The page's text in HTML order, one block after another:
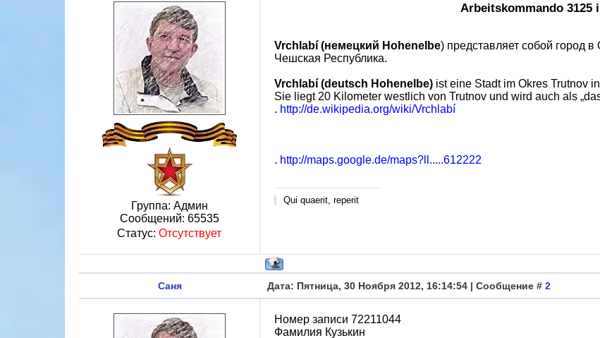
Группа: Админ
Сообщений: 65535
Статус: Отсутствует
Arbeitskommando 3125
Vrchlabí (немецкий Hohenelbe) представляет собой город
Чешская Республика.
Vrchlabí (deutsch Hohenelbe) ist eine Stadt im Okres Trutnov
Sie liegt 20 Kilometer westlich von Trutnov und wird auch als
. http://de.wikipedia.org/wiki/Vrchlabí
. http://maps.google.de/maps?ll.....612222
Qui quaerit, reperit
Саня Дата: Пятница, 30 Ноября 2012, 16:14:54 | Сообщение # 2
Номер записи 72211044
Фамилия Кузькин